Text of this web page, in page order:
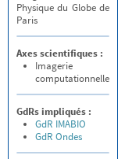
Physique du Globe de
Paris
Axes scientifiques :
Imagerie
computationnelle
GdRs impliqués :
GdR IMABIO
GdR Ondes